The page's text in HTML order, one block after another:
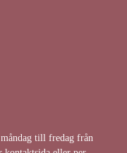
till fredag från